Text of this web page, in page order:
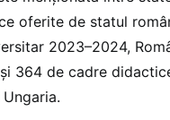
oferite de statul
2023–2024,
364 de cadre